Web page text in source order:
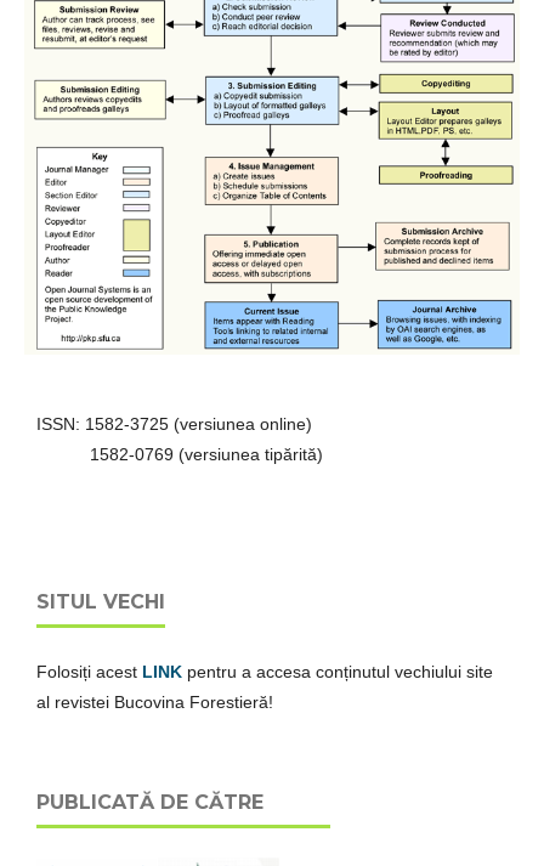
ISSN: 1582-3725 (versiunea online)
1582-0769 (versiunea tipărită)
SITUL VECHI
Folosiți acest LINK pentru a accesa conținutul vechiului site
al revistei Bucovina Forestieră!
PUBLICATĂ DE CĂTRE